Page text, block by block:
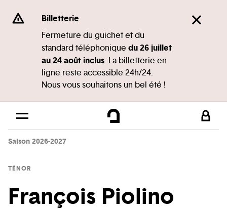
Se rendre au
Contenu principal
Pied de page
Billetterie
Fermeture du guichet et du
standard téléphonique du 26 juillet
au 24 août inclus. La billetterie en
ligne reste accessible 24h/24.
Nous vous souhaitons un bel été !
Saison 2026-2027
TÉNOR
François Piolino